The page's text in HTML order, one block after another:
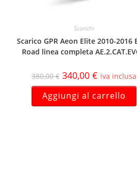
Scarichi
Scarico GPR Aeon Elite 2010-2016
Road linea completa
380,00€ 340,00 € iva inclusa
Aggiungi al carrello